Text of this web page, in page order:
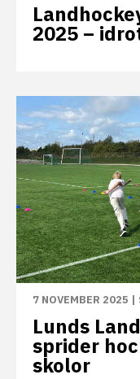
2025 –
7 NOVEMBER 2025 |
Lunds
sprider
skolor